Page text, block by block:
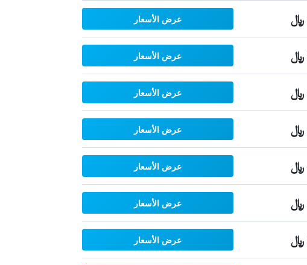
عرض الأسعار
عرض الأسعار
عرض الأسعار
عرض الأسعار
عرض الأسعار
عرض الأسعار
عرض الأسعار